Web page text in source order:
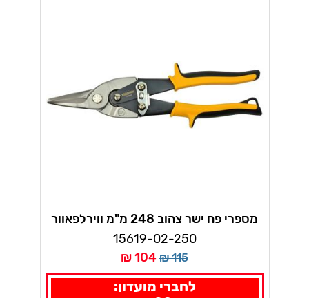
מספרי פח ישר צהוב 248 מ"מ ווירלפאוור
15619-02-250
115 ₪
104 ₪
לחברי מועדון: